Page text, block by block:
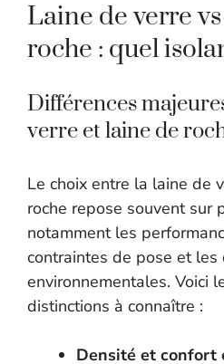
Laine de verre
roche : quel
Différences
verre et laine de
Le choix entre la laine de
roche repose souvent sur
notamment les
contraintes de pose et les
environnementales. Voici
distinctions à connaître :
Densité et confort